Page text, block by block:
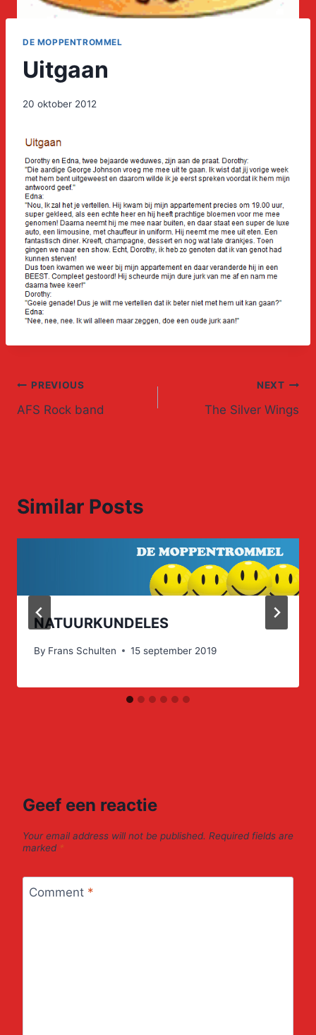
DE MOPPENTROMMEL
Uitgaan
20 oktober 2012
Post
navigation
PREVIOUS
AFS Rock band
NEXT
The Silver Wings
Similar Posts
NATUURKUNDELES
By Frans Schulten 15 september 2019
Geef een reactie
Your email address will not be published. Required fields are
marked *
Comment *